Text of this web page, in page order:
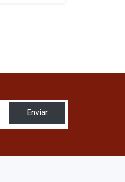
Enviar